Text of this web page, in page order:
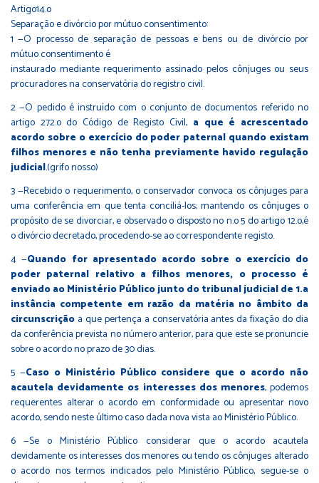
Artigo14.o
Separação e divórcio por mútuo consentimento:
1 —O processo de separação de pessoas e bens ou de divórcio por
mútuo consentimento é
instaurado mediante requerimento assinado pelos cônjuges ou seus
procuradores na conservatória do registro civil.
2 —O pedido é instruído com o conjunto de documentos referido no
artigo 272.o do Código de Registo Civil, a que é acrescentado
acordo sobre o exercício do poder paternal quando existam
filhos menores e não tenha previamente havido regulação
judicial.(grifo nosso)
3 —Recebido o requerimento, o conservador convoca os cônjuges para
uma conferência em que tenta conciliá-los; mantendo os cônjuges o
propósito de se divorciar, e observado o disposto no n.o 5 do artigo 12.o,é
o divórcio decretado, procedendo-se ao correspondente registo.
4 —Quando for apresentado acordo sobre o exercício do
poder paternal relativo a filhos menores, o processo é
enviado ao Ministério Público junto do tribunal judicial de 1.a
instância competente em razão da matéria no âmbito da
circunscrição a que pertença a conservatória antes da fixação do dia
da conferência prevista no número anterior, para que este se pronuncie
sobre o acordo no prazo de 30 dias.
5 —Caso o Ministério Público considere que o acordo não
acautela devidamente os interesses dos menores, podemos
requerentes alterar o acordo em conformidade ou apresentar novo
acordo, sendo neste último caso dada nova vista ao Ministério Público.
6 —Se o Ministério Público considerar que o acordo acautela
devidamente os interesses dos menores ou tendo os cônjuges alterado
o acordo nos termos indicados pelo Ministério Público, segue-se o